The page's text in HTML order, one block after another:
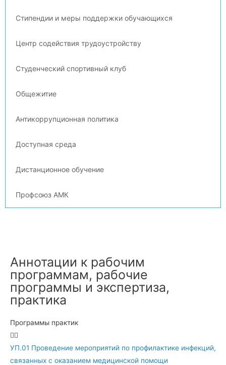
Стипендии и меры поддержки обучающихся
Центр содействия трудоустройству
Студенческий спортивный клуб
Общежитие
Антикоррупционная политика
Доступная среда
Дистанционное обучение
Профсоюз АМК
Аннотации к рабочим
программам, рабочие
программы и экспертиза,
практика
Программы практик
УП.01 Проведение мероприятий по профилактике инфекций,
связанных с оказанием медицинской помощи